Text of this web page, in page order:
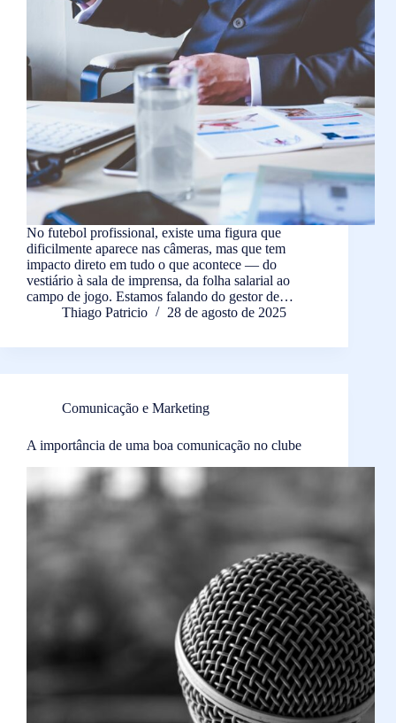
No futebol profissional, existe uma figura que
dificilmente aparece nas câmeras, mas que tem
impacto direto em tudo o que acontece — do
vestiário à sala de imprensa, da folha salarial ao
campo de jogo. Estamos falando do gestor de…
Thiago Patricio
28 de agosto de 2025
Comunicação e Marketing
A importância de uma boa comunicação no clube